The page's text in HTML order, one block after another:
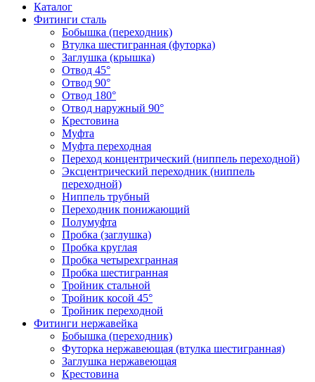
Каталог
Фитинги сталь
Бобышка (переходник)
Втулка шестигранная (футорка)
Заглушка (крышка)
Отвод 45°
Отвод 90°
Отвод 180°
Отвод наружный 90°
Крестовина
Муфта
Муфта переходная
Переход концентрический (ниппель переходной)
Эксцентрический переходник (ниппель
переходной)
Ниппель трубный
Переходник понижающий
Полумуфта
Пробка (заглушка)
Пробка круглая
Пробка четырехгранная
Пробка шестигранная
Тройник стальной
Тройник косой 45°
Тройник переходной
Фитинги нержавейка
Бобышка (переходник)
Футорка нержавеющая (втулка шестигранная)
Заглушка нержавеющая
Крестовина